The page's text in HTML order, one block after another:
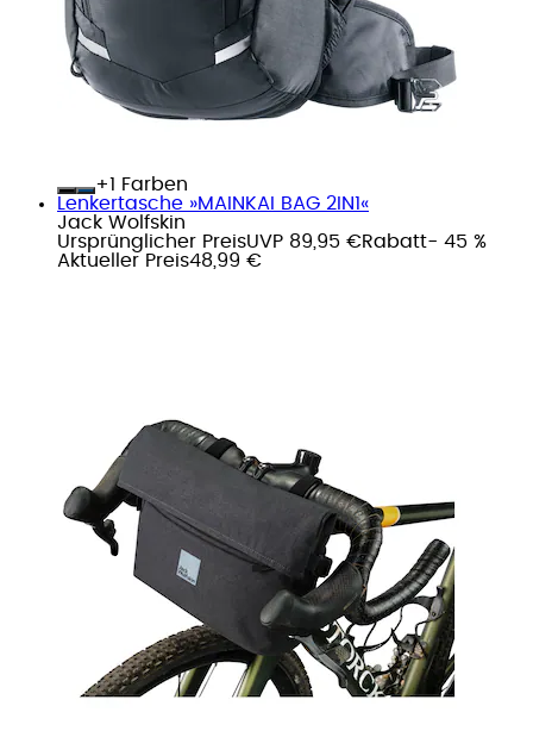
+
Farben
Lenkertasche »MAINKAI BAG 2IN1«
Jack Wolfskin
Ursprünglicher PreisUVP 89,95 €Rabatt- 45 %
Aktueller Preis48,99 €